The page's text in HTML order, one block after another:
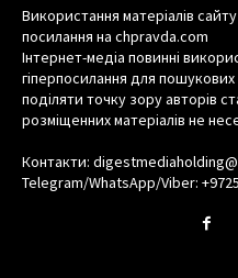
Використання матеріалів
посилання на chpravda.com
Інтернет-медіа повинні
гіперпосилання для
поділяти точку зору авторів
розміщенних матеріалів не
Контакти:
Telegram/WhatsApp/Viber: